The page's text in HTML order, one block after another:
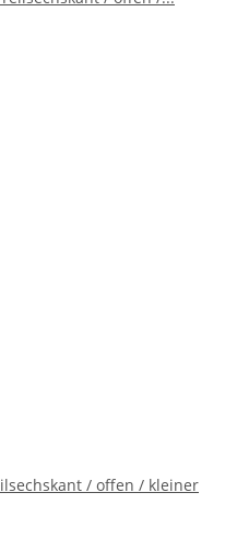
/ offen / kleiner